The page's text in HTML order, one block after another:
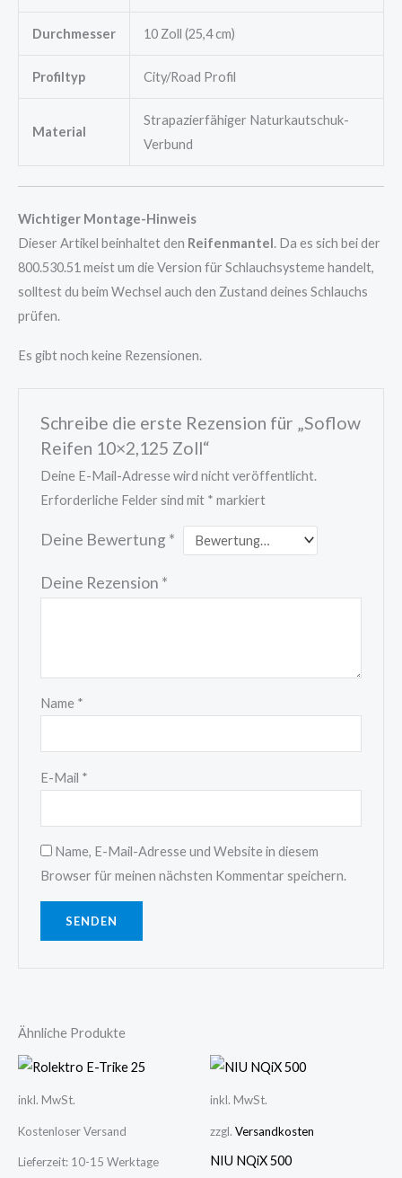
Durchmesser 10 Zoll (25,4 cm)
Profiltyp City/Road Profil
Material
Strapazierfähiger Naturkautschuk-
Verbund
Wichtiger Montage-Hinweis
Dieser Artikel beinhaltet den Reifenmantel. Da es sich bei der
800.530.51 meist um die Version für Schlauchsysteme handelt,
solltest du beim Wechsel auch den Zustand deines Schlauchs
prüfen.
Es gibt noch keine Rezensionen.
Schreibe die erste Rezension für „Soflow
Reifen 10×2,125 Zoll“
Deine E-Mail-Adresse wird nicht veröffentlicht.
Erforderliche Felder sind mit * markiert
Deine Bewertung *
Deine Rezension *
Name *
E-Mail *
Name, E-Mail-Adresse und Website in diesem
Browser für meinen nächsten Kommentar speichern.
Ähnliche Produkte
inkl. MwSt.
Kostenloser Versand
Lieferzeit: 10-15 Werktage
inkl. MwSt.
zzgl. Versandkosten
NIU NQiX 500